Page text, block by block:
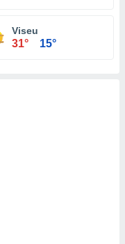
Viseu
31° 15°